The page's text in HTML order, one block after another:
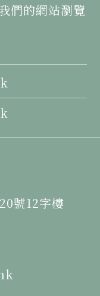
們的網站瀏覽
號12字樓